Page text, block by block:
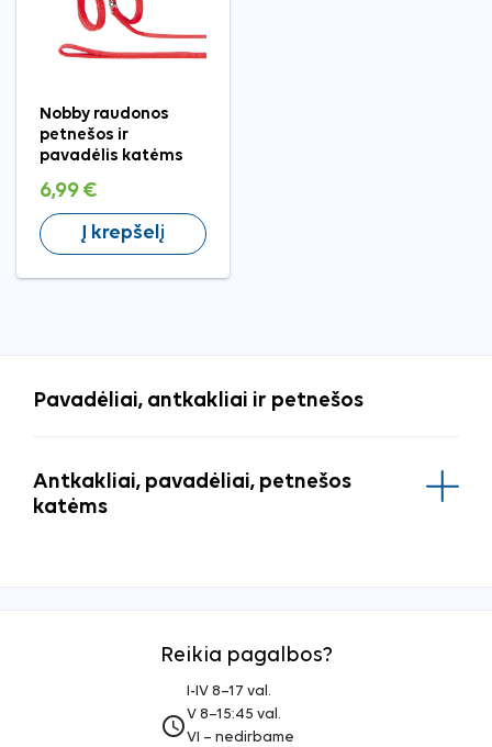
Nobby raudonos
petnešos ir
pavadėlis katėms
6,99 €
Į krepšelį
Pavadėliai, antkakliai ir petnešos
Antkakliai, pavadėliai, petnešos
katėms
Reikia pagalbos?
access_time
I-IV 8–17 val.
V 8–15:45 val.
VI – nedirbame